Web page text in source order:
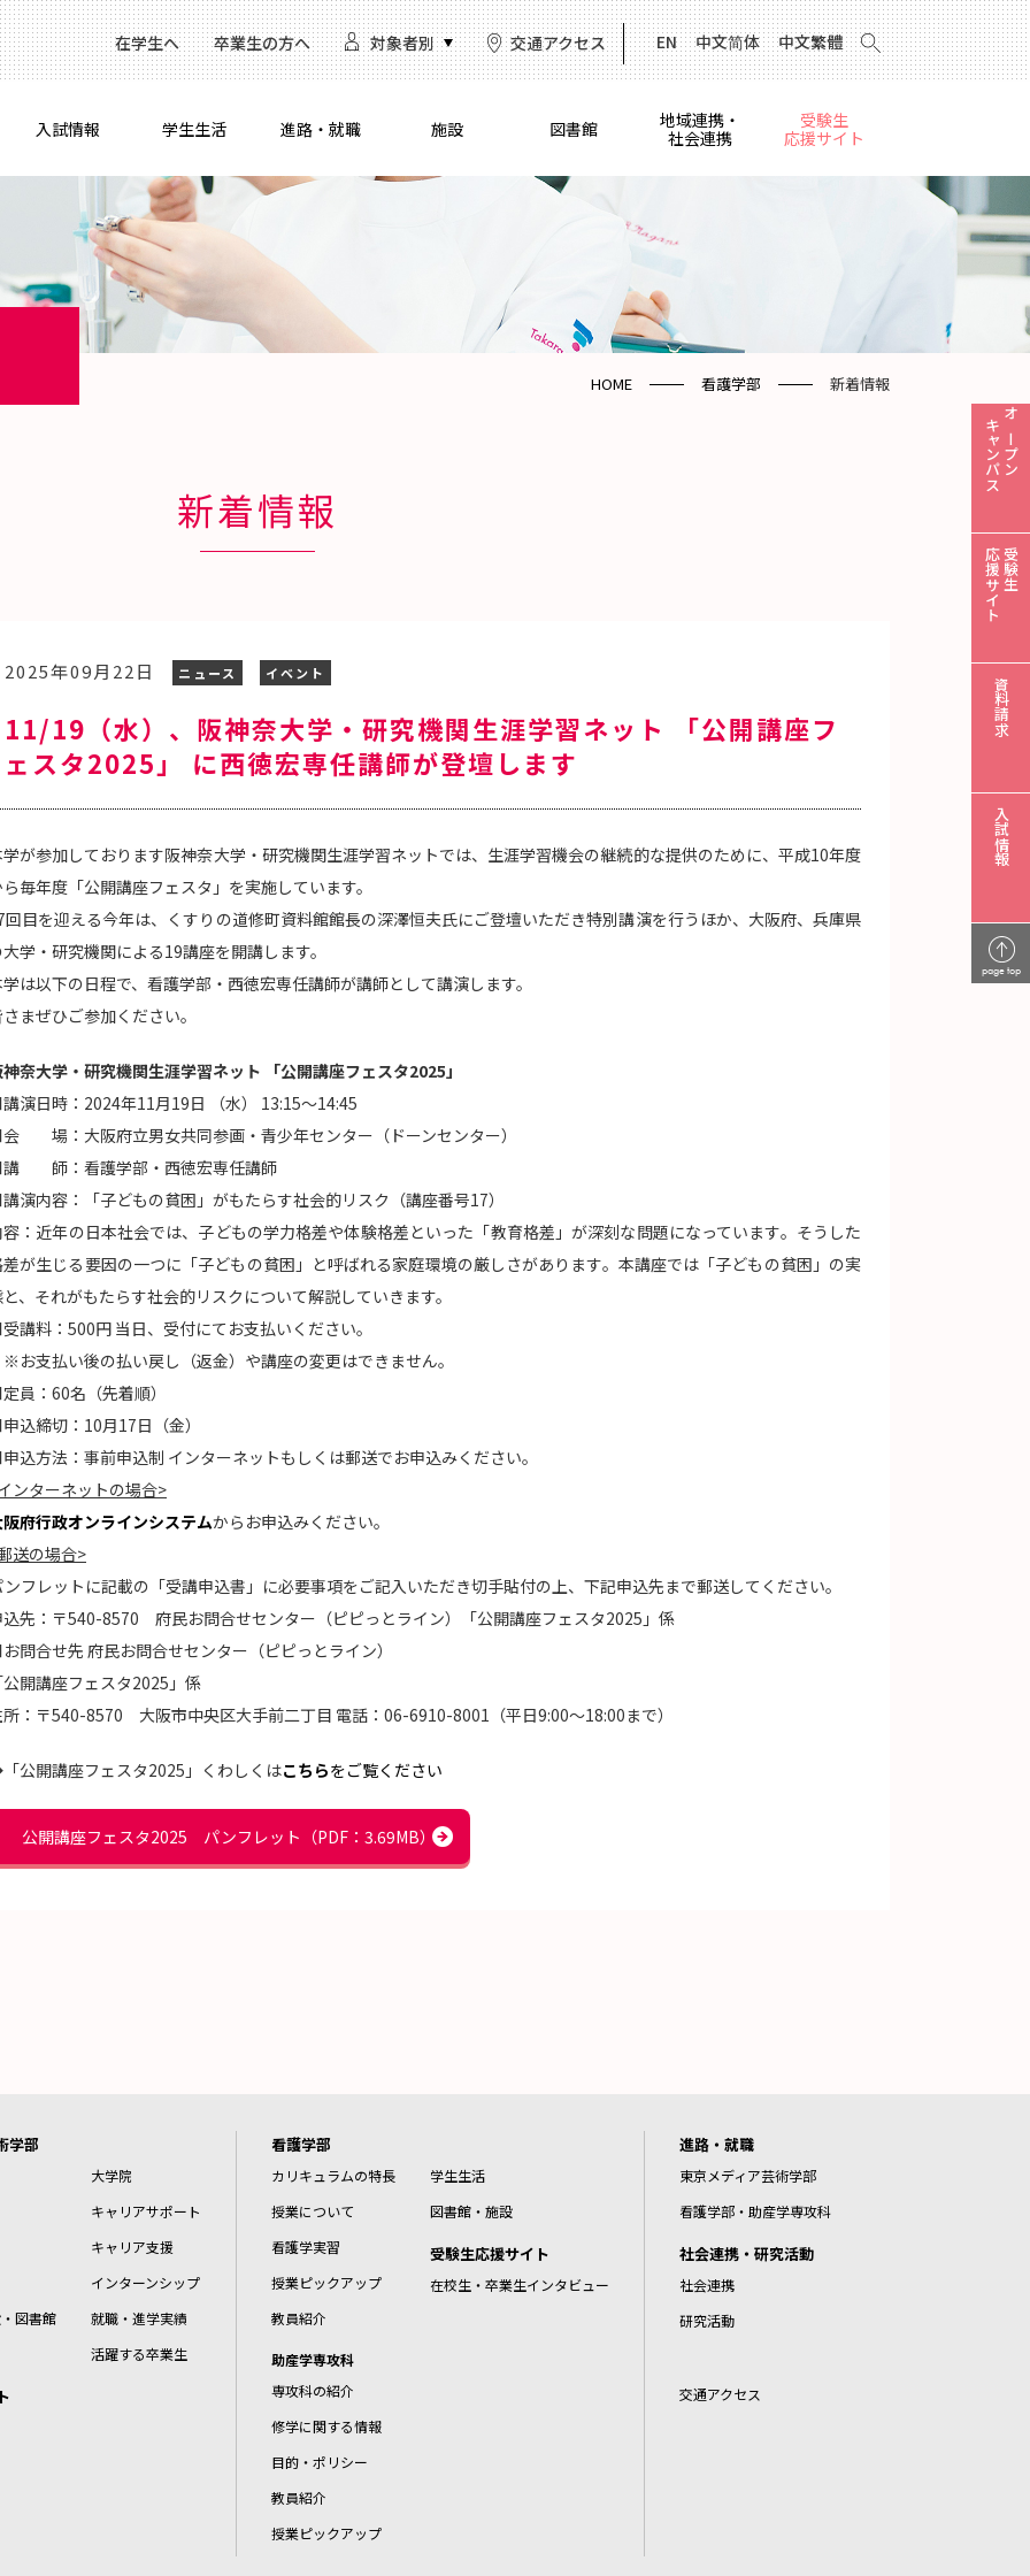
在学生へ 卒業生の方へ 対象者別 交通アクセス EN 中文简体 中文繁體
入試情報 学生生活 進路・就職 施設 図書館
地域連携・
社会連携
受験生
応援サイト
オープン
キャンパス
受験生
応援サイト
資料請求
入試情報
page top
HOME 看護学部 新着情報
新着情報
2025年09月22日 ニュース イベント
11/19（水）、阪神奈大学・研究機関生涯学習ネット 「公開講座フ
ェスタ2025」 に西徳宏専任講師が登壇します
が参加しております阪神奈大学・研究機関生涯学習ネットでは、生涯学習機会の継続的な提供のために、平成10年度
毎年度「公開講座フェスタ」を実施しています。
回目を迎える今年は、くすりの道修町資料館館長の深澤恒夫氏にご登壇いただき特別講演を行うほか、大阪府、兵庫県
学・研究機関による19講座を開講します。
は以下の日程で、看護学部・西徳宏専任講師が講師として講演します。
まぜひご参加ください。
奈大学・研究機関生涯学習ネット 「公開講座フェスタ2025」
演日時：2024年11月19日 （水） 13:15～14:45
場：大阪府立男女共同参画・青少年センター（ドーンセンター）
師：看護学部・西徳宏専任講師
演内容：「子どもの貧困」がもたらす社会的リスク（講座番号17）
：近年の日本社会では、子どもの学力格差や体験格差といった「教育格差」が深刻な問題になっています。そうした
が生じる要因の一つに「子どもの貧困」と呼ばれる家庭環境の厳しさがあります。本講座では「子どもの貧困」の実
、それがもたらす社会的リスクについて解説していきます。
講料：500円 当日、受付にてお支払いください。
支払い後の払い戻し（返金）や講座の変更はできません。
員：60名（先着順）
込締切：10月17日（金）
込方法：事前申込制 インターネットもしくは郵送でお申込みください。
ンターネットの場合>
府行政オンラインシステムからお申込みください。
送の場合>
フレットに記載の「受講申込書」に必要事項をご記入いただき切手貼付の上、下記申込先まで郵送してください。
先：〒540-8570 府民お問合せセンター（ピピっとライン）「公開講座フェスタ2025」係
問合せ先 府民お問合せセンター（ピピっとライン）
開講座フェスタ2025」係
：〒540-8570 大阪市中央区大手前二丁目 電話：06-6910-8001（平日9:00～18:00まで）
公開講座フェスタ2025」くわしくはこちらをご覧ください
公開講座フェスタ2025 パンフレット（PDF：3.69MB）
学部
図書館
大学院
キャリアサポート
キャリア支援
インターンシップ
就職・進学実績
活躍する卒業生
看護学部
カリキュラムの特長
授業について
看護学実習
授業ピックアップ
教員紹介
助産学専攻科
専攻科の紹介
修学に関する情報
目的・ポリシー
教員紹介
授業ピックアップ
学生生活
図書館・施設
受験生応援サイト
在校生・卒業生インタビュー
進路・就職
東京メディア芸術学部
看護学部・助産学専攻科
社会連携・研究活動
社会連携
研究活動
交通アクセス